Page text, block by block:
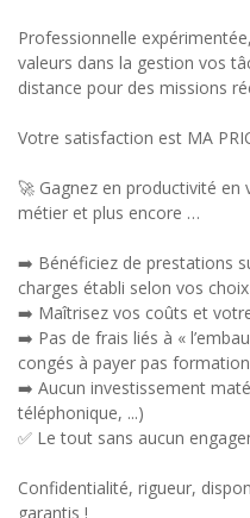
Professionnelle
valeurs dans la gestion vos
distance pour des missions
Votre satisfaction est MA
🚀 Gagnez en productivité
métier et plus encore …
➡️ Bénéficiez de prestations
charges établi selon vos
➡️ Maîtrisez vos coûts et
➡️ Pas de frais liés à «
congés à payer pas
➡️ Aucun investissement
téléphonique, ...)
✅ Le tout sans aucun
Confidentialité, rigueur,
garantis !